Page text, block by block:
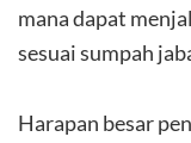
mana dapat
sesuai sumpah
Harapan besar